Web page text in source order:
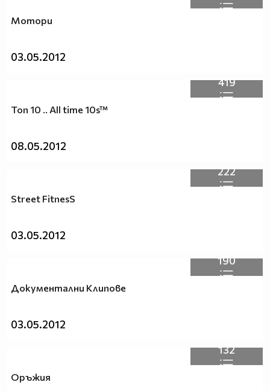
Мотори
03.05.2012
419
Топ 10 .. All time 10s™
08.05.2012
222
Street FitnesS
03.05.2012
190
Документални Клипове
03.05.2012
132
Оръжия